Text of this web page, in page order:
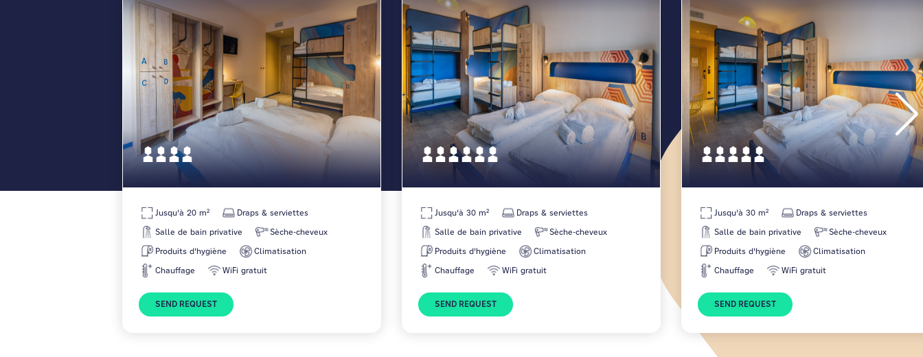
Jusqu'à 20 m²
Draps & serviettes
Salle de bain privative
Sèche-cheveux
Produits d'hygiène
Climatisation
Chauffage
WiFi gratuit
SEND REQUEST
Jusqu'à 30 m²
Draps & serviettes
Salle de bain privative
Sèche-cheveux
Produits d'hygiène
Climatisation
Chauffage
WiFi gratuit
SEND REQUEST
Jusqu'à 30 m²
Draps & serviettes
Salle de bain privative
Sèche-cheveux
Produits d'hygiène
Climatisation
Chauffage
WiFi gratuit
SEND REQUEST